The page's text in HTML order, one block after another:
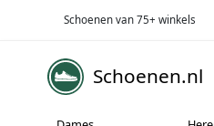
Schoenen van 75+ winkels
Schoenen.nl